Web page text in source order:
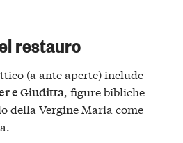
restauro
(a ante aperte) include
e Giuditta, figure bibliche
della Vergine Maria come